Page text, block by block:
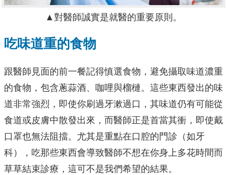
▲對醫師誠實是就醫的重要原則。
吃味道重的食物
跟醫師見面的前一餐記得慎選食物，避免攝取味道濃重
的食物，包含蔥蒜酒、咖哩與榴槤。這些東西發出的味
道非常強烈，即使你刷過牙漱過口，其味道仍有可能從
食道或皮膚中散發出來，而醫師正是首當其衝，即使戴
口罩也無法阻擋。尤其是重點在口腔的門診（如牙
科），吃那些東西會導致醫師不想在你身上多花時間而
草草結束診療，這可不是我們希望的結果。